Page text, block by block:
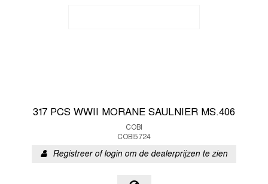
317 PCS WWII MORANE SAULNIER MS.406
COBI
COBI5724
Registreer of login om de dealerprijzen te zien